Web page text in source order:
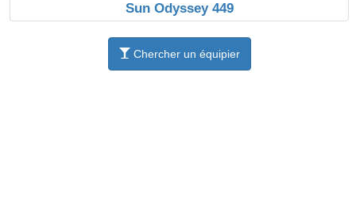
Sun Odyssey 449
Chercher un équipier